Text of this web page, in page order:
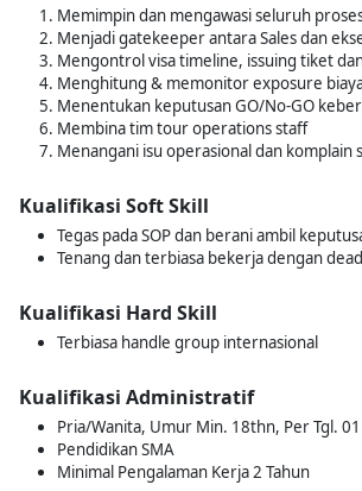
Memimpin dan mengawasi seluruh
Menjadi gatekeeper antara Sales dan
Mengontrol visa timeline, issuing tiket
Menghitung & memonitor exposure
Menentukan keputusan GO/No-GO
Membina tim tour operations staff
Menangani isu operasional dan komplain
Kualifikasi Soft Skill
Tegas pada SOP dan berani ambil
Tenang dan terbiasa bekerja dengan
Kualifikasi Hard Skill
Terbiasa handle group internasional
Kualifikasi Administratif
Pria/Wanita, Umur Min. 18thn, Per Tgl.
Pendidikan SMA
Minimal Pengalaman Kerja 2 Tahun